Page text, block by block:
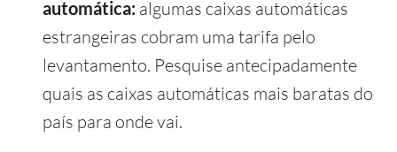
automática: algumas caixas automáticas
estrangeiras cobram uma tarifa pelo
levantamento. Pesquise antecipadamente
quais as caixas automáticas mais baratas do
país para onde vai.